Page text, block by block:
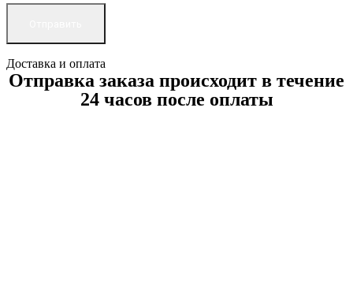
Доставка и оплата
Отправка заказа происходит в течение
24 часов после оплаты